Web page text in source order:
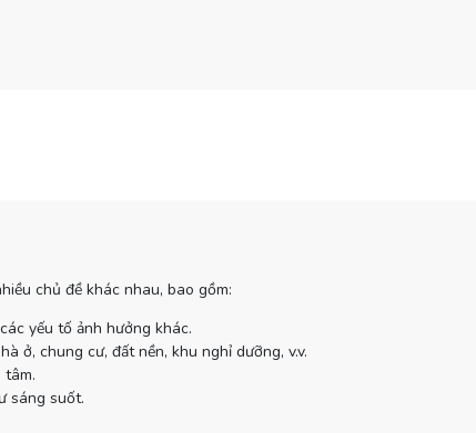
chủ đề khác nhau, bao gồm:
yếu tố ảnh hưởng khác.
ở, chung cư, đất nền, khu nghỉ dưỡng, v.v.
sáng suốt.